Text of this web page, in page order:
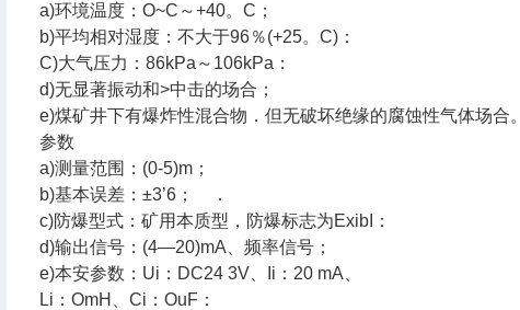
a)环境温度：O~C～+40。C；
b)平均相对湿度：不大于96％(+25。C)：
C)大气压力：86kPa～106kPa：
d)无显著振动和>中击的场合；
e)煤矿井下有爆炸性混合物．但无破坏绝缘的腐蚀性气体场合。
参数
a)测量范围：(0-5)m；
b)基本误差：±3’6； ．
c)防爆型式：矿用本质型，防爆标志为ExibI：
d)输出信号：(4—20)mA、频率信号；
e)本安参数：Ui：DC24 3V、Ii：20 mA、
Li：OmH、Ci：OuF：